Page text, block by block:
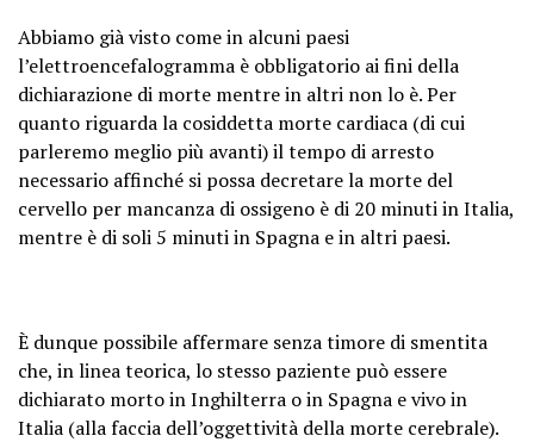
Abbiamo già visto come in alcuni paesi
l’elettroencefalogramma è obbligatorio ai fini della
dichiarazione di morte mentre in altri non lo è. Per
quanto riguarda la cosiddetta morte cardiaca (di cui
parleremo meglio più avanti) il tempo di arresto
necessario affinché si possa decretare la morte del
cervello per mancanza di ossigeno è di 20 minuti in Italia,
mentre è di soli 5 minuti in Spagna e in altri paesi.
È dunque possibile affermare senza timore di smentita
che, in linea teorica, lo stesso paziente può essere
dichiarato morto in Inghilterra o in Spagna e vivo in
Italia (alla faccia dell’oggettività della morte cerebrale).